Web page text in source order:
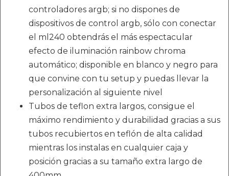
controladores argb; si no dispones de
dispositivos de control argb, sólo con conectar
el ml240 obtendrás el más espectacular
efecto de iluminación rainbow chroma
automático; disponible en blanco y negro para
que convine con tu setup y puedas llevar la
personalización al siguiente nivel
Tubos de teflon extra largos, consigue el
máximo rendimiento y durabilidad gracias a sus
tubos recubiertos en teflón de alta calidad
mientras los instalas en cualquier caja y
posición gracias a su tamaño extra largo de